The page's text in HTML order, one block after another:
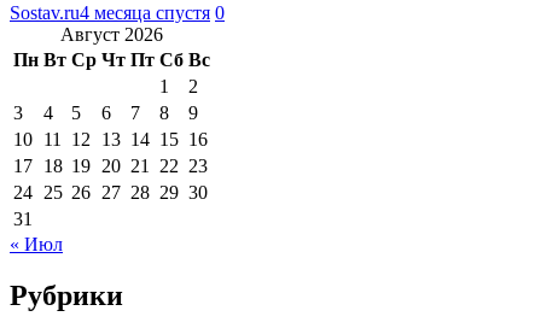
Sostav.ru4 месяца спустя 0
Август 2026
Пн Вт Ср Чт Пт Сб Вс
1
2
3
4 5 6 7 8
9
10 11 12 13 14 15 16
17 18 19 20 21 22 23
24 25 26 27 28 29 30
31
« Июл
Рубрики